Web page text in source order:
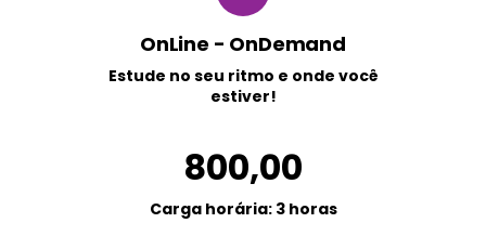
OnLine - OnDemand
Estude no seu ritmo e onde você
estiver!
800,00
Carga horária: 3 horas